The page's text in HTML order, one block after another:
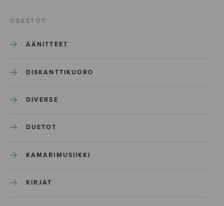
OSASTOT
ÄÄNITTEET
DISKANTTIKUORO
DIVERSE
DUETOT
KAMARIMUSIIKKI
KIRJAT